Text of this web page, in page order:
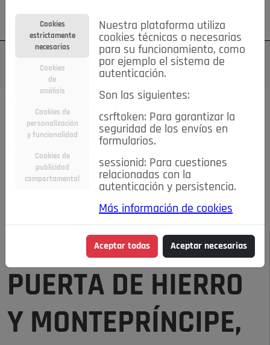
Su cuenta Regístrese ¿Olvidó su contraseña?
Todas las noticias..
#TePrestoMisOjos Caridad
Ciencia&Tecnología
Economía
Entretenimiento
Estilo de Vida
Internacional
Madrid Opinión IN
Pozuelo de Alarcón
Salud 🔴 En Directo
NOTICIAS
LOS HOSPITALES
PUERTA DE HIERRO
Y MONTEPRÍNCIPE,
Cookies
estrictamente
necesarias
Cookies
de
análisis
Cookies de
personalización
y funcionalidad
Cookies de
publicidad
comportamental
Nuestra plataforma utiliza
cookies técnicas o necesarias
para su funcionamiento, como
por ejemplo el sistema de
autenticación.
Son las siguientes:
csrftoken: Para garantizar la
seguridad de los envíos en
formularios.
sessionid: Para cuestiones
relacionadas con la
autenticación y persistencia.
Más información de cookies
Aceptar todas Aceptar necesarias